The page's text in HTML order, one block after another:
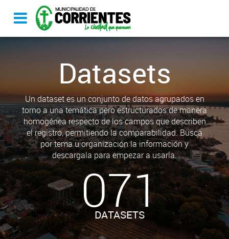
Datasets
Un dataset es un conjunto de datos agrupados en
torno a una temática pero estructurados de manera
homogénea respecto de los campos que describen
el registro, permitiendo la comparabilidad. Busca
por tema u organización la información y
descargala para empezar a usarla.
071
DATASETS